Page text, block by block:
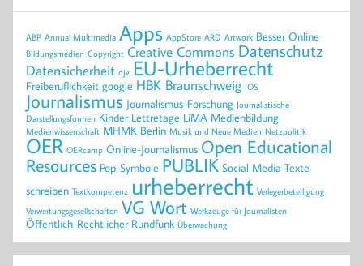
ABP Annual Multimedia Apps AppStore ARD Artwork Besser Online
Bildungsmedien Copyright Creative Commons Datenschutz
Datensicherheit djv EU-Urheberrecht
Freiberuflichkeit google HBK Braunschweig IOS
Journalismus Journalismus-Forschung Journalistische
Darstellungsformen Kinder Lettretage LiMA Medienbildung
Medienwissenschaft MHMK Berlin Musik und Neue Medien Netzpolitik
OER OERcamp Online-Journalismus Open Educational
Resources Pop-Symbole PUBLIK Social Media Texte
schreiben Textkompetenz urheberrecht Verlegerbeteiligung
Verwertungsgesellschaften VG Wort Werkzeuge für Journalisten
Öffentlich-Rechtlicher Rundfunk Überwachung